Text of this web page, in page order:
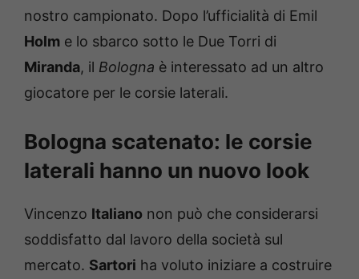
nostro campionato. Dopo l’ufficialità di Emil
Holm e lo sbarco sotto le Due Torri di
Miranda, il Bologna è interessato ad un altro
giocatore per le corsie laterali.
Bologna scatenato: le corsie
laterali hanno un nuovo look
Vincenzo Italiano non può che considerarsi
soddisfatto dal lavoro della società sul
mercato. Sartori ha voluto iniziare a costruire